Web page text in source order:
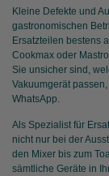
Kleine Defekte und
gastronomischen
Ersatzteilen bestens
Cookmax oder
Sie unsicher sind,
Vakuumgerät
WhatsApp.
Als Spezialist für
nicht nur bei der
den Mixer bis zum
sämtliche Geräte in